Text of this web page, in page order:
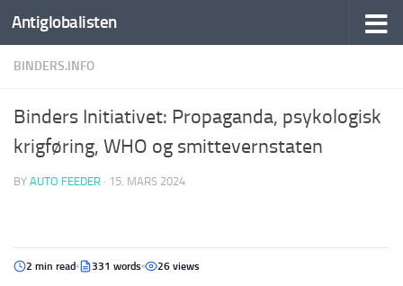
Antiglobalisten
BINDERS.INFO
Binders Initiativet: Propaganda, psykologisk
krigføring, WHO og smittevernstaten
BY AUTO FEEDER · 15. MARS 2024
2 min read 331 words 26 views